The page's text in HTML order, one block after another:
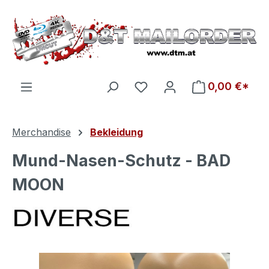
Zum Hauptinhalt springen
Du hast 0 Produkte auf
0,00 €*
Merchandise Bekleidung
Mund-Nasen-Schutz - BAD
MOON
Bildergalerie überspringen